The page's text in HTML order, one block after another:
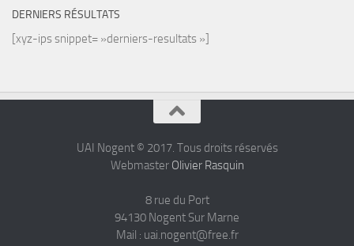
DERNIERS RÉSULTATS
[xyz-ips snippet= »derniers-resultats »]
UAI Nogent © 2017. Tous droits réservés
Webmaster Olivier Rasquin
8 rue du Port
94130 Nogent Sur Marne
Mail : uai.nogent@free.fr